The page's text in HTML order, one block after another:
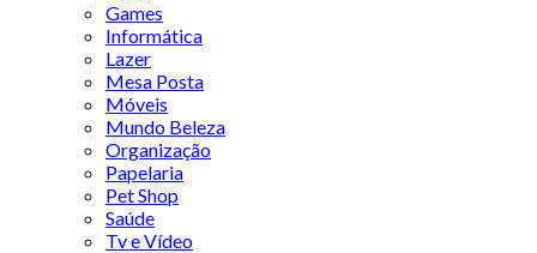
Games
Informática
Lazer
Mesa Posta
Móveis
Mundo Beleza
Organização
Papelaria
Pet Shop
Saúde
Tv e Vídeo